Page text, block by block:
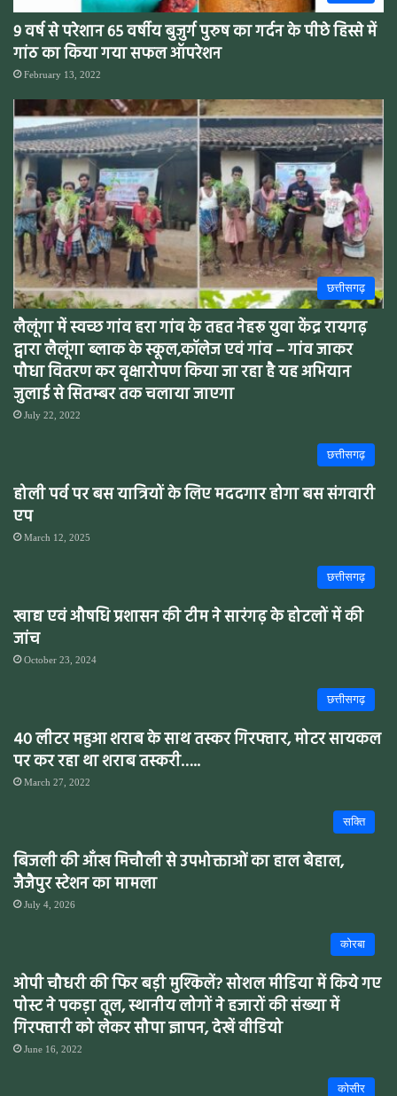
9 वर्ष से परेशान 65 वर्षीय बुजुर्ग पुरुष का गर्दन के पीछे हिस्से में
गांठ का किया गया सफल ऑपरेशन
February 13, 2022
छत्तीसगढ़
लैलूंगा में स्वच्छ गांव हरा गांव के तहत नेहरू युवा केंद्र रायगढ़
द्वारा लैलूंगा ब्लाक के स्कूल,कॉलेज एवं गांव – गांव जाकर
पौधा वितरण कर वृक्षारोपण किया जा रहा है यह अभियान
जुलाई से सितम्बर तक चलाया जाएगा
July 22, 2022
छत्तीसगढ़
होली पर्व पर बस यात्रियों के लिए मददगार होगा बस संगवारी
एप
March 12, 2025
छत्तीसगढ़
खाद्य एवं औषधि प्रशासन की टीम ने सारंगढ़ के होटलों में की
जांच
October 23, 2024
छत्तीसगढ़
40 लीटर महुआ शराब के साथ तस्कर गिरफ्तार, मोटर सायकल
पर कर रहा था शराब तस्करी…..
March 27, 2022
सक्ति
बिजली की आँख मिचौली से उपभोक्ताओं का हाल बेहाल,
जैजैपुर स्टेशन का मामला
July 4, 2026
कोरबा
ओपी चौधरी की फिर बड़ी मुश्किलें? सोशल मीडिया में किये गए
पोस्ट ने पकड़ा तूल, स्थानीय लोगों ने हजारों की संख्या में
गिरफ्तारी को लेकर सौपा ज्ञापन, देखें वीडियो
June 16, 2022
कोसीर